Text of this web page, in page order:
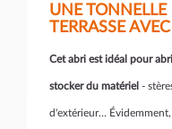
UNE TONNELLE
TERRASSE
Cet abri est idéal pour
stocker du matériel -
d'extérieur…